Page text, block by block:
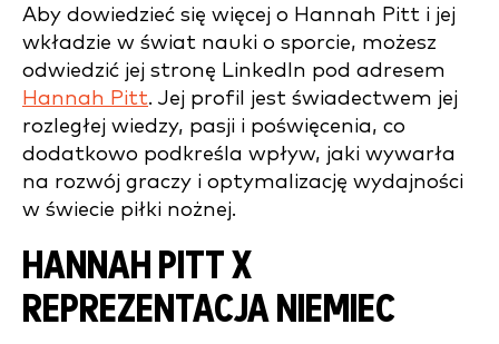
Aby dowiedzieć się więcej o Hannah Pitt i jej
wkładzie w świat nauki o sporcie, możesz
odwiedzić jej stronę LinkedIn pod adresem
Hannah Pitt. Jej profil jest świadectwem jej
rozległej wiedzy, pasji i poświęcenia, co
dodatkowo podkreśla wpływ, jaki wywarła
na rozwój graczy i optymalizację wydajności
w świecie piłki nożnej.
HANNAH PITT X
REPREZENTACJA NIEMIEC